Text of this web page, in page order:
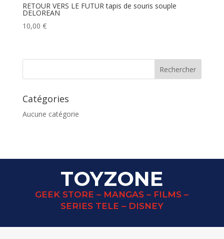
RETOUR VERS LE FUTUR tapis de souris souple
DELOREAN
10,00 €
Catégories
Aucune catégorie
TOYZONE
GEEK STORE – MANGAS – FILMS –
SERIES TELE – DISNEY